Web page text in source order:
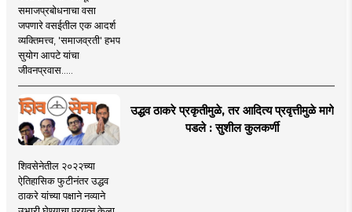
समाजप्रबोधनाचा वसा
जपणारे वसईतील एक आदर्श
व्यक्तिमत्त्व, 'समाजव्रती' हभप
सुयोग आपटे यांचा
जीवनप्रवास.....
उद्धव ठाकरे प्रकृतीमुळे, तर आदित्य प्रवृत्तीमुळे मागे
पडले : सुशील कुलकर्णी
शिवसेनेतील २०२२च्या
ऐतिहासिक फुटीनंतर उद्धव
ठाकरे यांच्या पक्षाने नव्याने